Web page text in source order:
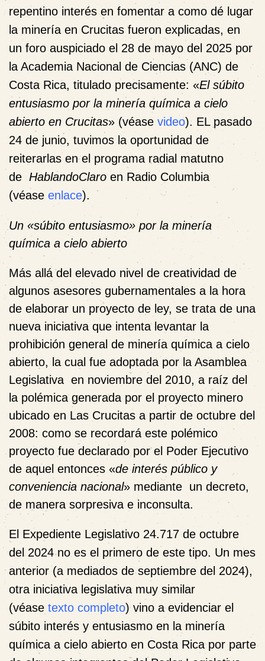
repentino interés en fomentar a como dé lugar
la minería en Crucitas fueron explicadas, en
un foro auspiciado el 28 de mayo del 2025 por
la Academia Nacional de Ciencias (ANC) de
Costa Rica, titulado precisamente: «El súbito
entusiasmo por la minería química a cielo
abierto en Crucitas» (véase video). EL pasado
24 de junio, tuvimos la oportunidad de
reiterarlas en el programa radial matutno
de HablandoClaro en Radio Columbia
(véase enlace).
Un «súbito entusiasmo» por la minería
química a cielo abierto
Más allá del elevado nivel de creatividad de
algunos asesores gubernamentales a la hora
de elaborar un proyecto de ley, se trata de una
nueva iniciativa que intenta levantar la
prohibición general de minería química a cielo
abierto, la cual fue adoptada por la Asamblea
Legislativa en noviembre del 2010, a raíz del
la polémica generada por el proyecto minero
ubicado en Las Crucitas a partir de octubre del
2008: como se recordará este polémico
proyecto fue declarado por el Poder Ejecutivo
de aquel entonces «de interés público y
conveniencia nacional» mediante un decreto,
de manera sorpresiva e inconsulta.
El Expediente Legislativo 24.717 de octubre
del 2024 no es el primero de este tipo. Un mes
anterior (a mediados de septiembre del 2024),
otra iniciativa legislativa muy similar
(véase texto completo) vino a evidenciar el
súbito interés y entusiasmo en la minería
química a cielo abierto en Costa Rica por parte